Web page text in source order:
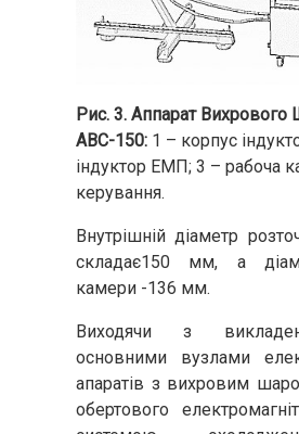
Рис. 3. Аппарат Вихрового
АВС-150: 1 – корпус
індуктор ЕМП; 3 – рабоча
керування.
Внутрішній діаметр
складає150 мм, а
камери -136 мм.
Виходячи з
основними вузлами
апаратів з вихровим
обертового